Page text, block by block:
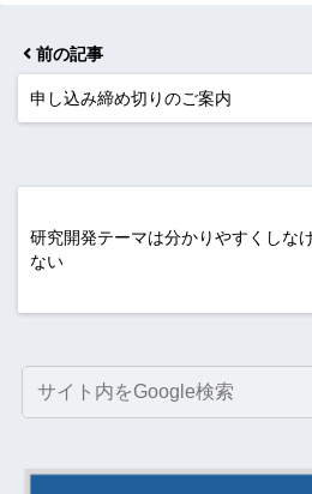
前の記事
申し込み締め切りのご案内
研究開発テーマは分かりやすくしな
ない